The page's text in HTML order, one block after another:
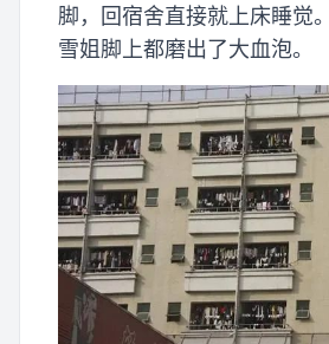
脚，回宿舍直接就上床睡觉
雪姐脚上都磨出了大血泡。